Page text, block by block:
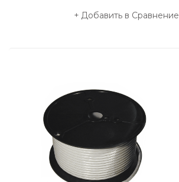
Добавить в Сравнение